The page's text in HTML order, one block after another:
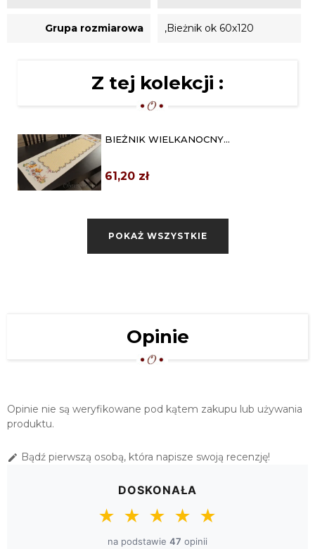
Grupa rozmiarowa ,Bieżnik ok 60x120
Z tej kolekcji :
BIEŻNIK WIELKANOCNY
61,20 zł
61,20 zł
GOBELIN "GWIAZDA...
75,65 zł
135X180 "GAŁĄZKI"
140X240
159,20 zł
POKAŻ WSZYSTKIE
Opinie
Opinie nie są weryfikowane pod kątem zakupu lub używania
produktu.
 Bądź pierwszą osobą, która napisze swoją recenzję!
DOSKONAŁA
★ ★ ★ ★ ★
na podstawie 47 opinii